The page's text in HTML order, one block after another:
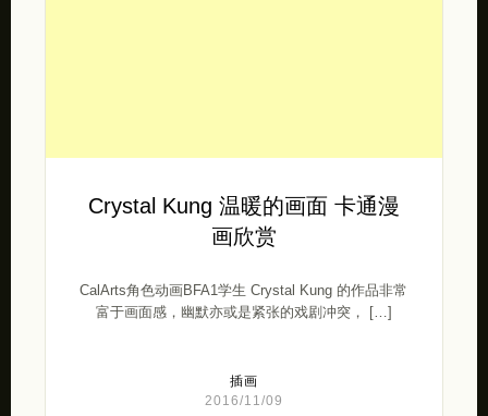
Crystal Kung 温暖的画面 卡通漫
画欣赏
CalArts角色动画BFA1学生 Crystal Kung 的作品非常
富于画面感，幽默亦或是紧张的戏剧冲突， […]
插画
2016/11/09